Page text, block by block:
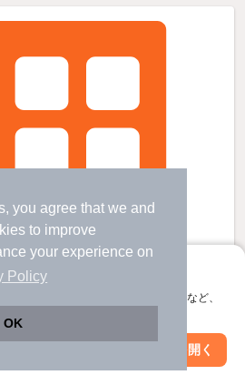
you agree that we and
to improve
your experience on
Policy
OK
、サクサクお部屋探し
使える。マップ検索やお気に入り保存など、
アプリを開く
絞り込み条件を変更